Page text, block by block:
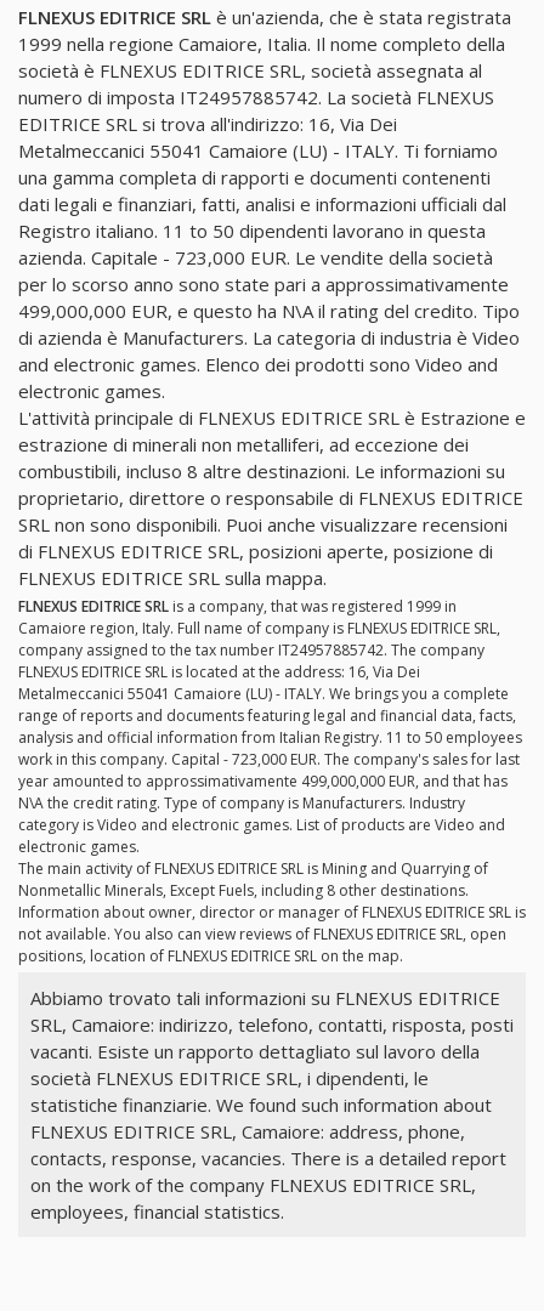
FLNEXUS EDITRICE SRL è un'azienda, che è stata registrata
1999 nella regione Camaiore, Italia. Il nome completo della
società è FLNEXUS EDITRICE SRL, società assegnata al
numero di imposta IT24957885742. La società FLNEXUS
EDITRICE SRL si trova all'indirizzo: 16, Via Dei
Metalmeccanici 55041 Camaiore (LU) - ITALY. Ti forniamo
una gamma completa di rapporti e documenti contenenti
dati legali e finanziari, fatti, analisi e informazioni ufficiali dal
Registro italiano. 11 to 50 dipendenti lavorano in questa
azienda. Capitale - 723,000 EUR. Le vendite della società
per lo scorso anno sono state pari a approssimativamente
499,000,000 EUR, e questo ha N\A il rating del credito. Tipo
di azienda è Manufacturers. La categoria di industria è Video
and electronic games. Elenco dei prodotti sono Video and
electronic games.
L'attività principale di FLNEXUS EDITRICE SRL è Estrazione e
estrazione di minerali non metalliferi, ad eccezione dei
combustibili, incluso 8 altre destinazioni. Le informazioni su
proprietario, direttore o responsabile di FLNEXUS EDITRICE
SRL non sono disponibili. Puoi anche visualizzare recensioni
di FLNEXUS EDITRICE SRL, posizioni aperte, posizione di
FLNEXUS EDITRICE SRL sulla mappa.
FLNEXUS EDITRICE SRL is a company, that was registered 1999 in
Camaiore region, Italy. Full name of company is FLNEXUS EDITRICE SRL,
company assigned to the tax number IT24957885742. The company
FLNEXUS EDITRICE SRL is located at the address: 16, Via Dei
Metalmeccanici 55041 Camaiore (LU) - ITALY. We brings you a complete
range of reports and documents featuring legal and financial data, facts,
analysis and official information from Italian Registry. 11 to 50 employees
work in this company. Capital - 723,000 EUR. The company's sales for last
year amounted to approssimativamente 499,000,000 EUR, and that has
N\A the credit rating. Type of company is Manufacturers. Industry
category is Video and electronic games. List of products are Video and
electronic games.
The main activity of FLNEXUS EDITRICE SRL is Mining and Quarrying of
Nonmetallic Minerals, Except Fuels, including 8 other destinations.
Information about owner, director or manager of FLNEXUS EDITRICE SRL is
not available. You also can view reviews of FLNEXUS EDITRICE SRL, open
positions, location of FLNEXUS EDITRICE SRL on the map.
Abbiamo trovato tali informazioni su FLNEXUS EDITRICE
SRL, Camaiore: indirizzo, telefono, contatti, risposta, posti
vacanti. Esiste un rapporto dettagliato sul lavoro della
società FLNEXUS EDITRICE SRL, i dipendenti, le
statistiche finanziarie. We found such information about
FLNEXUS EDITRICE SRL, Camaiore: address, phone,
contacts, response, vacancies. There is a detailed report
on the work of the company FLNEXUS EDITRICE SRL,
employees, financial statistics.